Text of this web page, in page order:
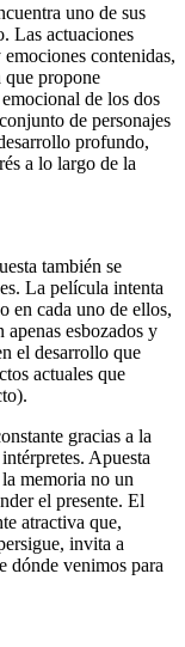
uno de sus
Las actuaciones
contenidas,
que propone
de los dos
de personajes
profundo,
a lo largo de la
también se
La película intenta
en cada uno de ellos,
esbozados y
el desarrollo que
actuales que
gracias a la
Apuesta
memoria no un
el presente. El
atractiva que,
invita a
dónde venimos para